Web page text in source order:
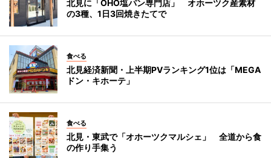
北見に「OHO塩パン専門店」 オホーツク産素材
の3種、1日3回焼きたてで
食べる
北見経済新聞・上半期PVランキング1位は「MEGA
ドン・キホーテ」
食べる
北見・東武で「オホーツクマルシェ」 全道から食
の作り手集う